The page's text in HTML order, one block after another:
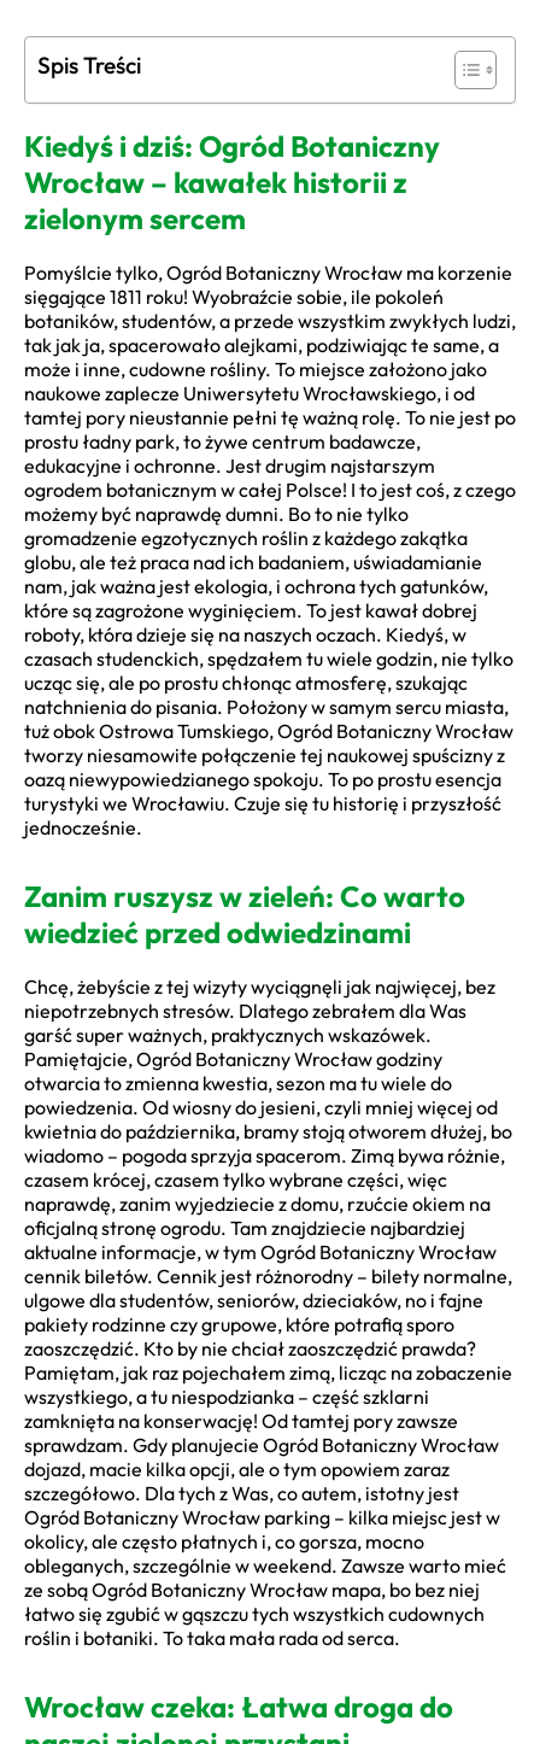
Spis Treści
Kiedyś i dziś: Ogród Botaniczny
Wrocław – kawałek historii z
zielonym sercem
Pomyślcie tylko, Ogród Botaniczny Wrocław ma korzenie
sięgające 1811 roku! Wyobraźcie sobie, ile pokoleń
botaników, studentów, a przede wszystkim zwykłych ludzi,
tak jak ja, spacerowało alejkami, podziwiając te same, a
może i inne, cudowne rośliny. To miejsce założono jako
naukowe zaplecze Uniwersytetu Wrocławskiego, i od
tamtej pory nieustannie pełni tę ważną rolę. To nie jest po
prostu ładny park, to żywe centrum badawcze,
edukacyjne i ochronne. Jest drugim najstarszym
ogrodem botanicznym w całej Polsce! I to jest coś, z czego
możemy być naprawdę dumni. Bo to nie tylko
gromadzenie egzotycznych roślin z każdego zakątka
globu, ale też praca nad ich badaniem, uświadamianie
nam, jak ważna jest ekologia, i ochrona tych gatunków,
które są zagrożone wyginięciem. To jest kawał dobrej
roboty, która dzieje się na naszych oczach. Kiedyś, w
czasach studenckich, spędzałem tu wiele godzin, nie tylko
ucząc się, ale po prostu chłonąc atmosferę, szukając
natchnienia do pisania. Położony w samym sercu miasta,
tuż obok Ostrowa Tumskiego, Ogród Botaniczny Wrocław
tworzy niesamowite połączenie tej naukowej spuścizny z
oazą niewypowiedzianego spokoju. To po prostu esencja
turystyki we Wrocławiu. Czuje się tu historię i przyszłość
jednocześnie.
Zanim ruszysz w zieleń: Co warto
wiedzieć przed odwiedzinami
Chcę, żebyście z tej wizyty wyciągnęli jak najwięcej, bez
niepotrzebnych stresów. Dlatego zebrałem dla Was
garść super ważnych, praktycznych wskazówek.
Pamiętajcie, Ogród Botaniczny Wrocław godziny
otwarcia to zmienna kwestia, sezon ma tu wiele do
powiedzenia. Od wiosny do jesieni, czyli mniej więcej od
kwietnia do października, bramy stoją otworem dłużej, bo
wiadomo – pogoda sprzyja spacerom. Zimą bywa różnie,
czasem krócej, czasem tylko wybrane części, więc
naprawdę, zanim wyjedziecie z domu, rzućcie okiem na
oficjalną stronę ogrodu. Tam znajdziecie najbardziej
aktualne informacje, w tym Ogród Botaniczny Wrocław
cennik biletów. Cennik jest różnorodny – bilety normalne,
ulgowe dla studentów, seniorów, dzieciaków, no i fajne
pakiety rodzinne czy grupowe, które potrafią sporo
zaoszczędzić. Kto by nie chciał zaoszczędzić prawda?
Pamiętam, jak raz pojechałem zimą, licząc na zobaczenie
wszystkiego, a tu niespodzianka – część szklarni
zamknięta na konserwację! Od tamtej pory zawsze
sprawdzam. Gdy planujecie Ogród Botaniczny Wrocław
dojazd, macie kilka opcji, ale o tym opowiem zaraz
szczegółowo. Dla tych z Was, co autem, istotny jest
Ogród Botaniczny Wrocław parking – kilka miejsc jest w
okolicy, ale często płatnych i, co gorsza, mocno
obleganych, szczególnie w weekend. Zawsze warto mieć
ze sobą Ogród Botaniczny Wrocław mapa, bo bez niej
łatwo się zgubić w gąszczu tych wszystkich cudownych
roślin i botaniki. To taka mała rada od serca.
Wrocław czeka: Łatwa droga do